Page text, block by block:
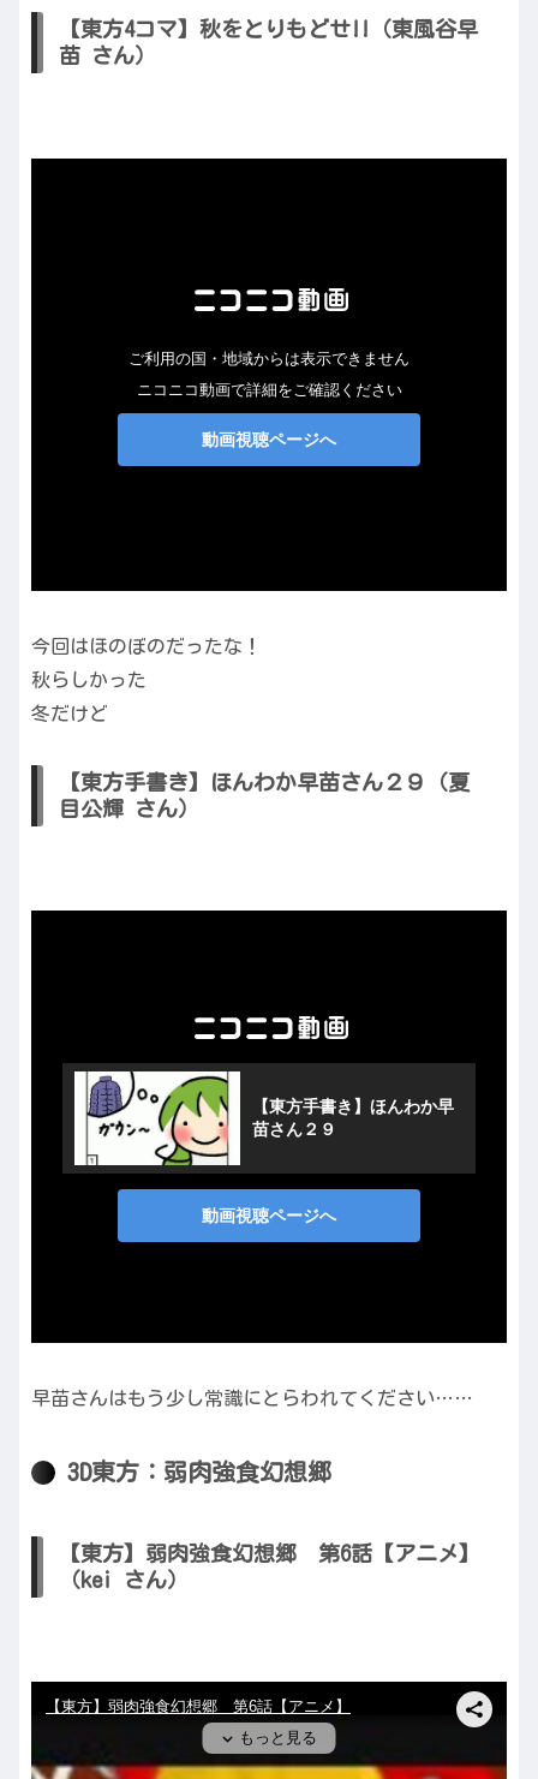
【東方4コマ】秋をとりもどせ!!（東風谷早
苗 さん）
今回はほのぼのだったな！
秋らしかった
冬だけど
【東方手書き】ほんわか早苗さん２９（夏
目公輝 さん）
早苗さんはもう少し常識にとらわれてください……
3D東方：弱肉強食幻想郷
【東方】弱肉強食幻想郷 第6話【アニメ】
（kei さん）